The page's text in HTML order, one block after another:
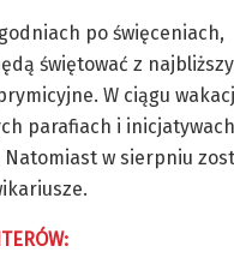
po święceniach,
świętować z
W ciągu
parafiach i inicjatywach
w sierpniu